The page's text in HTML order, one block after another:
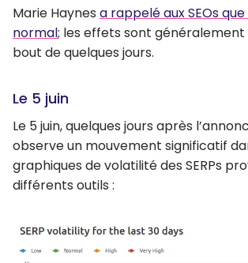
Marie Haynes a rappelé aux SEOs
normal; les effets sont généralement
bout de quelques jours.
Le 5 juin
Le 5 juin, quelques jours après
observe un mouvement significatif
graphiques de volatilité des SERPs
différents outils :